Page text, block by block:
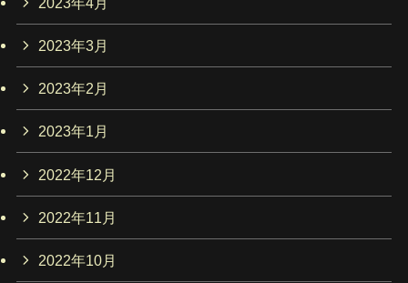
2023年3月
2023年2月
2023年1月
2022年12月
2022年11月
2022年10月